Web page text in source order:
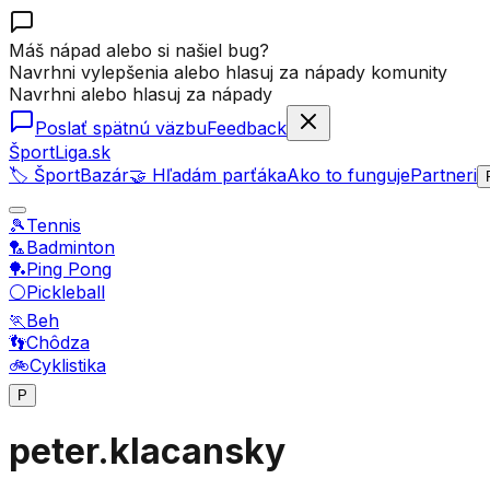
Máš nápad alebo si našiel bug?
Navrhni vylepšenia alebo hlasuj za nápady komunity
Navrhni alebo hlasuj za nápady
Poslať spätnú väzbuFeedback
ŠportLiga.sk
🏷️ ŠportBazár🤝 Hľadám parťákaAko to fungujePartneri
🎾Tennis
🏸Badminton
🏓Ping Pong
⚪Pickleball
🏃Beh
👣Chôdza
🚲Cyklistika
P
peter.klacansky